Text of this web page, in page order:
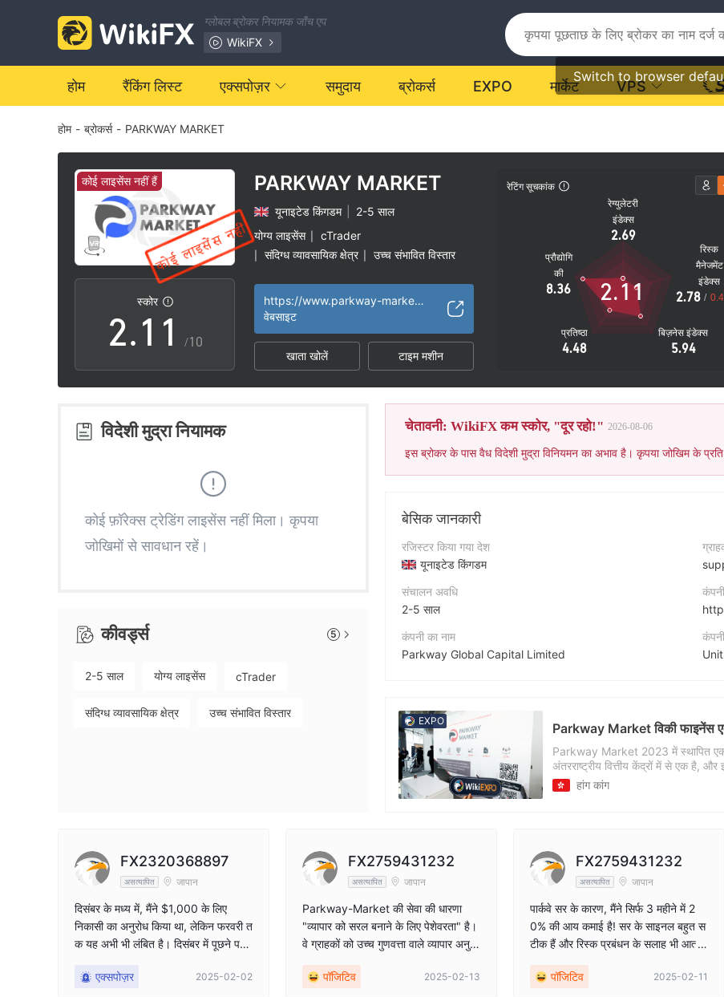
ग्लोबल ब्रोकर नियामक जाँच एप
WikiFX
Switch to browser
होम रैंकिंग लिस्ट एक्सपोज़र समुदाय ब्रोकर्स EXPO मार्केट VPS
होम - ब्रोकर्स - PARKWAY MARKET
कोई लाइसेंस नहीं हैं
स्कोर
0
1
2
3
4
6
7
8
.
0
1
2
3
5
6
7
9
0
1
2
3
5
6
8
9
/10
PARKWAY MARKET
यूनाइटेड किंगडम
2-5 साल
योग्य लाइसेंस
cTrader
संदिग्ध व्यावसायिक क्षेत्र उच्च संभावित विस्तार
https://www.parkway-market.com
वेबसाइट
खाता खोलें टाइम मशीन
रेटिंग सूचकांक
रेग्युलेटरी
इंडेक्स
2.69
प्रौद्योगि
की
8.36
प्रतिष्ठा
4.48
बिज़नेस इंडेक्स
5.94
रिस्क
मैनेजमेंट
इंडेक्स
2.78 /
2.11
विदेशी मुद्रा नियामक
कोई फ़ॉरेक्स ट्रेडिंग लाइसेंस नहीं मिला। कृपया
जोखिमों से सावधान रहें।
कीवर्ड्स 5
2-5 साल योग्य लाइसेंस cTrader
संदिग्ध व्यावसायिक क्षेत्र उच्च संभावित विस्तार
चेतावनी: WikiFX कम स्कोर, "दूर रहो!" 2026-08-06
इस ब्रोकर के पास वैध विदेशी मुद्रा विनियमन का अभाव है। कृपया जोखिम के
बेसिक जानकारी
रजिस्टर किया गया देश
यूनाइटेड किंगडम
संचालन अवधि
2-5 साल
कंपनी का नाम
Parkway Global Capital Limited
कंपनी का कर्मचारी
--
Parkway Market विकी फाइनेंस
Parkway Market 2023 में स्थापित एक
अंतरराष्ट्रीय वित्तीय केंद्रों में से एक है,
रणनीतिक व्यवस्था कंपनी की वैश्विक
अनुपालन ब्रोकरेज फर्म के रूप में,
हांग कांग
EXPO
FX2320368897
असत्यापित जापान
दिसंबर के मध्य में, मैंने $1,000 के लिए
निकासी का अनुरोध किया था, लेकिन फरवरी त
क यह अभी भी लंबित है। दिसंबर में पूछने पर,
है और भुगतान नहीं किया है, लेकिन अब जब मैं
एक्सपोज़र 2025-02-02
FX2759431232
असत्यापित जापान
Parkway-Market की सेवा की धारणा
"व्यापार को सरल बनाने के लिए पेशेवरता" है।
वे ग्राहकों को उच्च गुणवत्ता वाले व्यापार अनुभ
वी टीम के माध्यम से समर्पित हैं। व्यापार प्लेट
पॉजिटिव 2025-02-13
FX2759431232
असत्यापित जापान
पार्कवे सर के कारण, मैंने सिर्फ 3 महीने में 2
0% की आय कमाई है! सर के साइनल बहुत स
टीक हैं और रिस्क प्रबंधन के सलाह भी आत्म
पॉजिटिव
2025-02-11